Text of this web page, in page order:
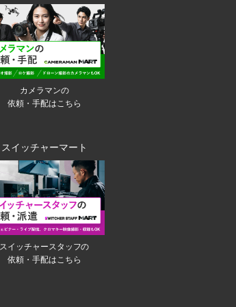
カメラマンの
依頼・手配はこちら
スイッチャーマート
スイッチャースタッフの
依頼・手配はこちら